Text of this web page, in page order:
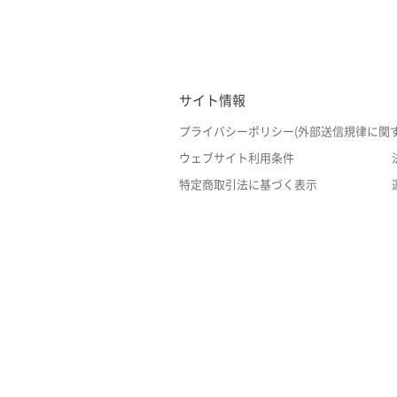
サイト情報
プライバシーポリシー(外部送信規律に関
ウェブサイト利用条件
特定商取引法に基づく表示